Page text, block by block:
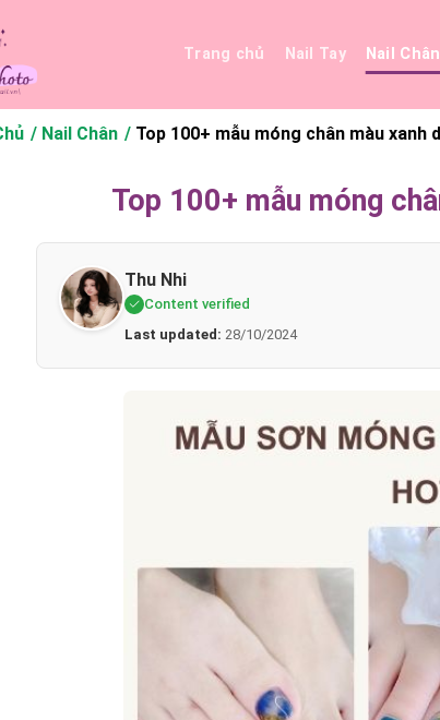
Trang chủ Nail Tay Nail Chân
Nail Chân Top 100+ mẫu móng chân màu
Top 100+ mẫu móng
Thu Nhi
Content verified
Last updated: 28/10/2024